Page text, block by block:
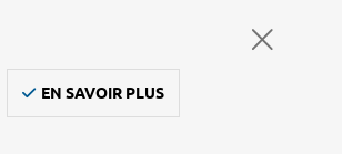
EN SAVOIR PLUS